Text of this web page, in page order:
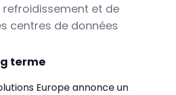
refroidissement et de
centres de données
terme
Europe annonce un